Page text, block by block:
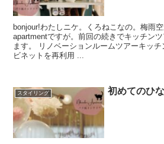
bonjour!わたしニケ。くろねこなの。梅雨
apartmentですが。前回の続きでキッチン
ます。 リノベーションルームツアーキッ
ビネットを再利用 ...
スタイリング 初めてのひ